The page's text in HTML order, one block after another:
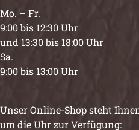
Mo. – Fr.
9:00 bis 12:30 Uhr
und 13:30 bis 18:00 Uhr
Sa.
9:00 bis 13:00 Uhr
Unser Online-Shop steht
um die Uhr zur Verfügung: